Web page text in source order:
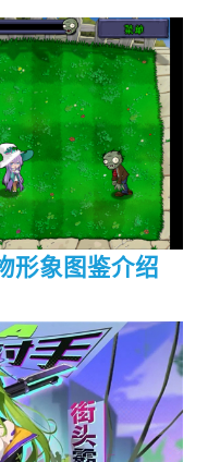
形象图鉴介绍